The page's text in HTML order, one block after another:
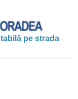
pe strada